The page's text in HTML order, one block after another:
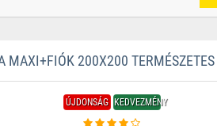
MAXI+FIÓK 200X200 TERMÉSZETES
ÚJDONSÁG KEDVEZMÉNY